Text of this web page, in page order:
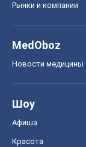
Рынки и компании
MedOboz
Новости медицины
Шоу
Афиша
Красота